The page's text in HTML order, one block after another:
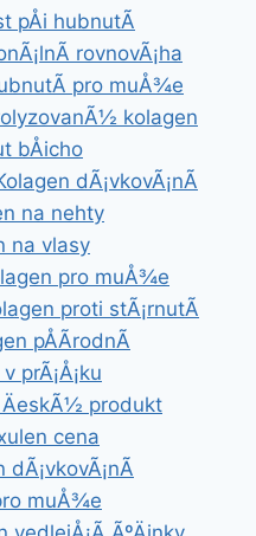
pÅi hubnutÃ­
rovnovÃ¡ha
pro muÅ¾e
kolagen
bÅicho
dÃ¡vkovÃ¡nÃ­
na nehty
na vlasy
pro muÅ¾e
proti stÃ¡rnutÃ­
pÅÃ­rodnÃ­
prÃ¡Å¡ku
produkt
cena
dÃ¡vkovÃ¡nÃ­
muÅ¾e